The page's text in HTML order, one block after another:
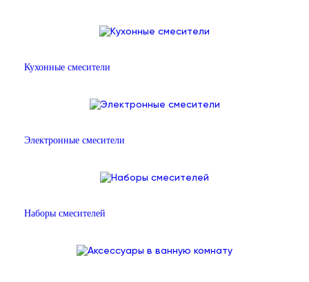
Кухонные смесители
Электронные смесители
Наборы смесителей